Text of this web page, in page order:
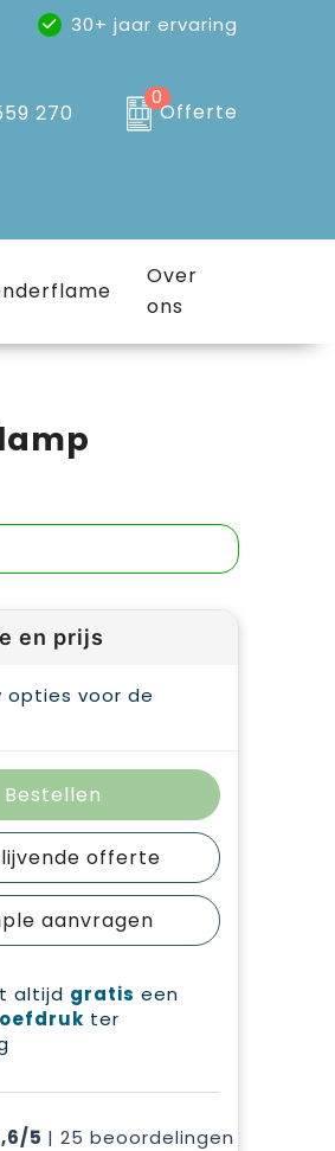
30+ jaar ervaring
270
0
Offerte
Over
ons
en prijs
opties voor de
Bestellen
offerte
aanvragen
altijd gratis een
ter
5 | 25 beoordelingen